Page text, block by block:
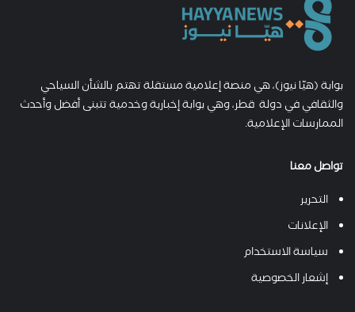
بوابة (هيّا نيوز)، هي منصة إعلامية مستقلة تهتم بالشأن السياحي
والثقافي في دولة قطر، وهي بوابة إخبارية وخدمية تتبنى أفضل وأحدث
الممارسات الإعلامية.
تواصل معنا
التحرير
الإعلانات
سياسة الاستخدام
إشعار الخصوصية